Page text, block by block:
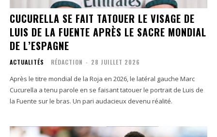
CUCURELLA SE FAIT TATOUER LE VISAGE DE
LUIS DE LA FUENTE APRÈS LE SACRE MONDIAL
DE L’ESPAGNE
ACTUALITÉS RÉDACTION - 28 JUILLET 2026
Après le titre mondial de la Roja en 2026, le latéral gauche Marc
Cucurella a tenu parole en se faisant tatouer le portrait de Luis de
la Fuente sur le bras. Un pari audacieux devenu réalité.